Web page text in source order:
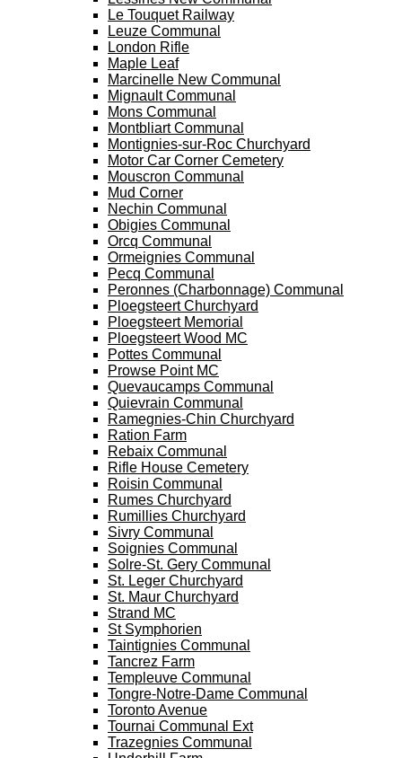
Le Touquet Railway
Leuze Communal
London Rifle
Maple Leaf
Marcinelle New Communal
Mignault Communal
Mons Communal
Montbliart Communal
Montignies-sur-Roc Churchyard
Motor Car Corner Cemetery
Mouscron Communal
Mud Corner
Nechin Communal
Obigies Communal
Orcq Communal
Ormeignies Communal
Pecq Communal
Peronnes (Charbonnage) Communal
Ploegsteert Churchyard
Ploegsteert Memorial
Ploegsteert Wood MC
Pottes Communal
Prowse Point MC
Quevaucamps Communal
Quievrain Communal
Ramegnies-Chin Churchyard
Ration Farm
Rebaix Communal
Rifle House Cemetery
Roisin Communal
Rumes Churchyard
Rumillies Churchyard
Sivry Communal
Soignies Communal
Solre-St. Gery Communal
St. Leger Churchyard
St. Maur Churchyard
Strand MC
St Symphorien
Taintignies Communal
Tancrez Farm
Templeuve Communal
Tongre-Notre-Dame Communal
Toronto Avenue
Tournai Communal Ext
Trazegnies Communal